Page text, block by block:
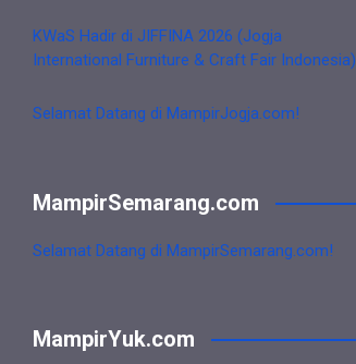
KWaS Hadir di JIFFINA 2026 (Jogja
International Furniture & Craft Fair Indonesia)
Selamat Datang di MampirJogja.com!
MampirSemarang.com
Selamat Datang di MampirSemarang.com!
MampirYuk.com